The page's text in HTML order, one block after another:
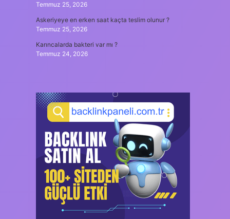
Temmuz 25, 2026
Askeriyeye en erken saat kaçta teslim olunur ?
Temmuz 25, 2026
Karıncalarda bakteri var mı ?
Temmuz 24, 2026